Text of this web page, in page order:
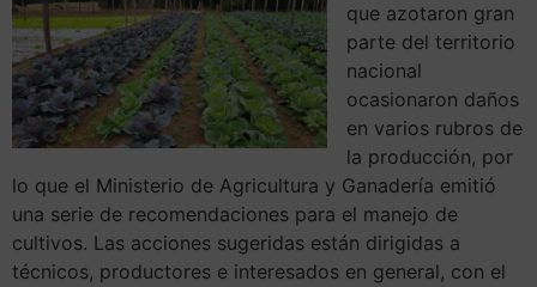
que azotaron gran
parte del territorio
nacional
ocasionaron daños
en varios rubros de
la producción, por
lo que el Ministerio de Agricultura y Ganadería emitió
una serie de recomendaciones para el manejo de
cultivos. Las acciones sugeridas están dirigidas a
técnicos, productores e interesados en general, con el